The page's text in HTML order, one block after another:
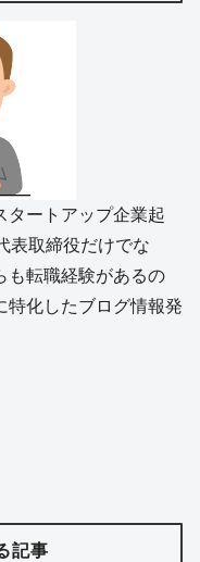
ートアップ企業起
表取締役だけでな
も転職経験があるの
特化したブログ情報発
記事